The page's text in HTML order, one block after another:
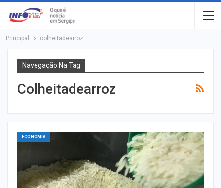
Principal colheitadearroz
Navegação Na Tag
Colheitadearroz
ECONOMIA